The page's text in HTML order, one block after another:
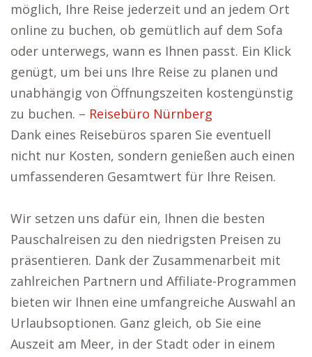
möglich, Ihre Reise jederzeit und an jedem Ort
online zu buchen, ob gemütlich auf dem Sofa
oder unterwegs, wann es Ihnen passt. Ein Klick
genügt, um bei uns Ihre Reise zu planen und
unabhängig von Öffnungszeiten kostengünstig
zu buchen. – Reisebüro Nürnberg
Dank eines Reisebüros sparen Sie eventuell
nicht nur Kosten, sondern genießen auch einen
umfassenderen Gesamtwert für Ihre Reisen.
Wir setzen uns dafür ein, Ihnen die besten
Pauschalreisen zu den niedrigsten Preisen zu
präsentieren. Dank der Zusammenarbeit mit
zahlreichen Partnern und Affiliate-Programmen
bieten wir Ihnen eine umfangreiche Auswahl an
Urlaubsoptionen. Ganz gleich, ob Sie eine
Auszeit am Meer, in der Stadt oder in einem